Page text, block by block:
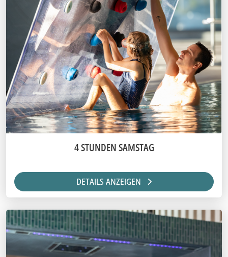
4 STUNDEN SAMSTAG
DETAILS ANZEIGEN